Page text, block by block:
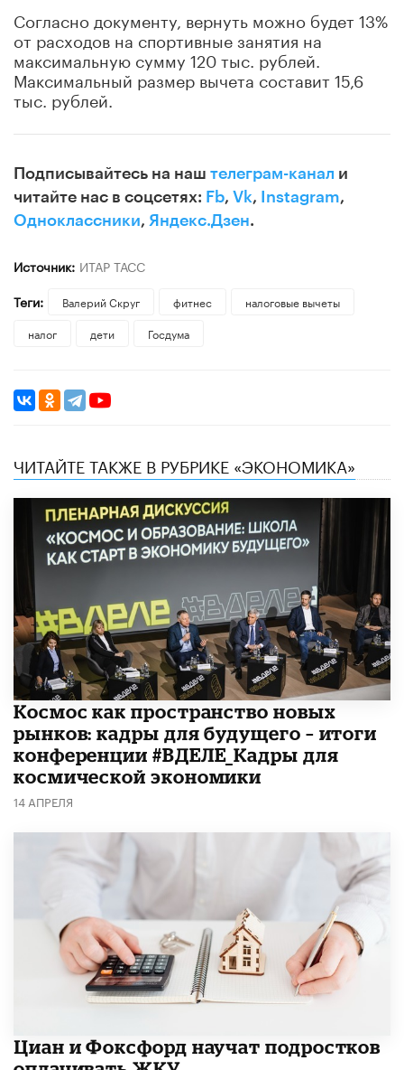
Согласно документу, вернуть можно будет 13%
от расходов на спортивные занятия на
максимальную сумму 120 тыс. рублей.
Максимальный размер вычета составит 15,6
тыс. рублей.
Подписывайтесь на наш телеграм-канал и
читайте нас в соцсетях: Fb, Vk, Instagram,
Одноклассники, Яндекс.Дзен.
Источник: ИТАР ТАСС
Теги:
Валерий Скруг фитнес
налоговые вычеты
налог
дети Госдума
ЧИТАЙТЕ ТАКЖЕ В РУБРИКЕ «ЭКОНОМИКА»
Космос как пространство новых
рынков: кадры для будущего – итоги
конференции #ВДЕЛЕ_Кадры для
космической экономики
14 АПРЕЛЯ
Циан и Фоксфорд научат подростков